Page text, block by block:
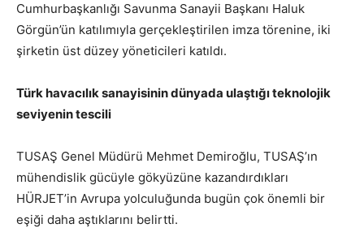
Cumhurbaşkanlığı Savunma Sanayii Başkanı Haluk
Görgün’ün katılımıyla gerçekleştirilen imza törenine, iki
şirketin üst düzey yöneticileri katıldı.
Türk havacılık sanayisinin dünyada ulaştığı teknolojik
seviyenin tescili
TUSAŞ Genel Müdürü Mehmet Demiroğlu, TUSAŞ’ın
mühendislik gücüyle gökyüzüne kazandırdıkları
HÜRJET’in Avrupa yolculuğunda bugün çok önemli bir
eşiği daha aştıklarını belirtti.